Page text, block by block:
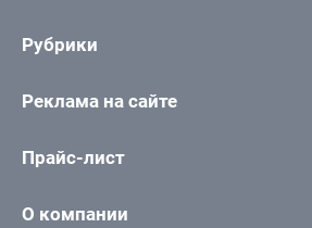
Рубрики
Реклама на сайте
Прайс-лист
О компании